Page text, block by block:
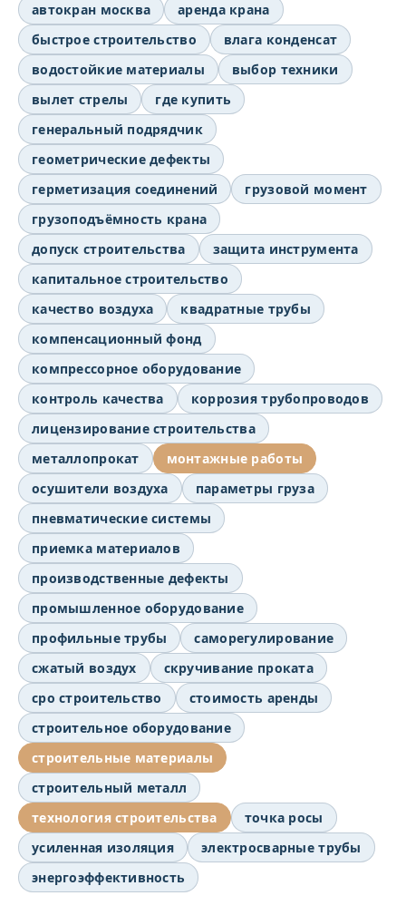
автокран москва
аренда крана
быстрое строительство
влага конденсат
водостойкие материалы
выбор техники
вылет стрелы
где купить
генеральный подрядчик
геометрические дефекты
герметизация соединений
грузовой момент
грузоподъёмность крана
допуск строительства
защита инструмента
капитальное строительство
качество воздуха
квадратные трубы
компенсационный фонд
компрессорное оборудование
контроль качества
коррозия трубопроводов
лицензирование строительства
металлопрокат
монтажные работы
осушители воздуха
параметры груза
пневматические системы
приемка материалов
производственные дефекты
промышленное оборудование
профильные трубы
саморегулирование
сжатый воздух
скручивание проката
сро строительство
стоимость аренды
строительное оборудование
строительные материалы
строительный металл
технология строительства
точка росы
усиленная изоляция
электросварные трубы
энергоэффективность